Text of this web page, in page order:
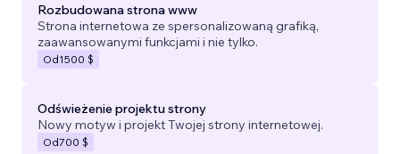
Rozbudowana strona www
Strona internetowa ze spersonalizowaną grafiką,
zaawansowanymi funkcjami i nie tylko.
Od1500 $
Odświeżenie projektu strony
Nowy motyw i projekt Twojej strony internetowej.
Od700 $